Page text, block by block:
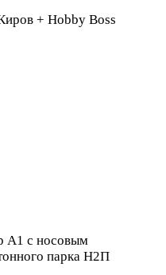
+ Hobby Boss
А1 с носовым
парка Н2П